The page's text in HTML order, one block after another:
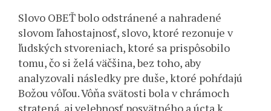
Slovo OBEŤ bolo odstránené a nahradené
slovom ľahostajnosť, slovo, ktoré rezonuje v
ľudských stvoreniach, ktoré sa prispôsobilo
tomu, čo si želá väčšina, bez toho, aby
analyzovali následky pre duše, ktoré pohŕdajú
Božou vôľou. Vôňa svätosti bola v chrámoch